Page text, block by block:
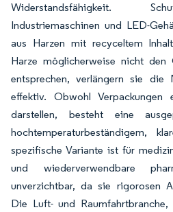
Widerstandsfähigkeit.
Industriemaschinen und LED-
aus Harzen mit recyceltem
Harze möglicherweise nicht den
entsprechen, verlängern sie die
effektiv. Obwohl Verpackungen
darstellen, besteht eine
hochtemperaturbeständigem,
spezifische Variante ist für
und wiederverwendbare
unverzichtbar, da sie rigorosen
Die Luft- und